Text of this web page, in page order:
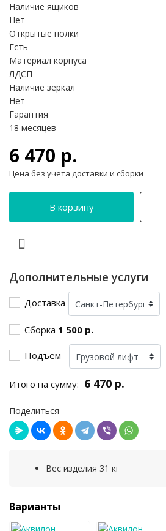
Наличие ящиков
Нет
Открытые полки
Есть
Материал корпуса
ЛДСП
Наличие зеркал
Нет
Гарантия
18 месяцев
6 470 р.
Цена без учёта доставки и сборки
В корзину
Дополнительные услуги
Доставка
Сборка 1 500 р.
Подъем
Итого на сумму: 6 470 р.
Поделиться
Вес изделия 31 кг
Варианты